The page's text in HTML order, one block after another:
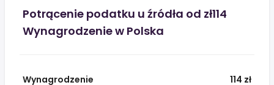
Potrącenie podatku u źródła od zł114
Wynagrodzenie w Polska
Wynagrodzenie
114 zł